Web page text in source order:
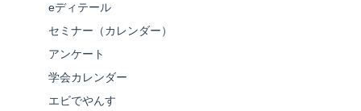
eディテール
セミナー（カレンダー）
アンケート
学会カレンダー
エビでやんす